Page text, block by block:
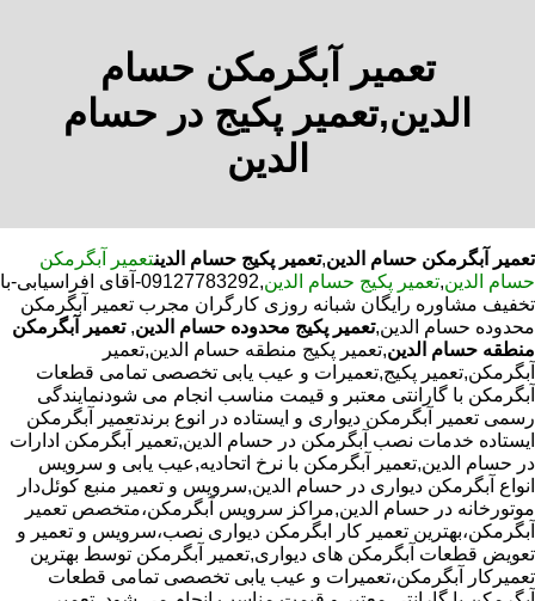
تعمیر آبگرمکن حسام
الدین,تعمیر پکیج در حسام
الدین
تعمیر آبگرمکن حسام الدین,تعمیر پکیج حسام الدینتعمیر آبگرمکن
حسام الدین,تعمیر پکیج حسام الدین
,09127783292-آقای افراسیابی-با
تخفیف مشاوره رایگان شبانه روزی کارگران مجرب تعمیر آبگرمکن
محدوده حسام الدین,تعمیر پکیج محدوده حسام الدین, تعمیر آبگرمکن
منطقه حسام الدین,تعمیر پکیج منطقه حسام الدین,تعمیر
آبگرمکن,تعمیر پکیج,تعمیرات و عیب یابی تخصصی تمامی قطعات
آبگرمکن با گارانتی معتبر و قیمت مناسب انجام می شودنمایندگی
رسمی تعمیر آبگرمکن دیواری و ایستاده در انوع برندتعمیر آبگرمکن
ایستاده خدمات نصب آبگرمکن در حسام الدین,تعمیر آبگرمکن ادارات
در حسام الدین,تعمیر آبگرمکن با نرخ اتحادیه,عیب یابی و سرویس
انواع آبگرمکن دیواری در حسام الدین,سرویس و تعمیر منبع کوئل‌دار
موتورخانه در حسام الدین,مراکز سرویس آبگرمکن،متخصص تعمیر
آبگرمکن،بهترین تعمیر کار ابگرمکن دیواری نصب،سرویس و تعمیر و
تعویض قطعات آبگرمکن های دیواری,تعمیر آبگرمکن توسط بهترین
تعمیرکار آبگرمکن،تعمیرات و عیب یابی تخصصی تمامی قطعات